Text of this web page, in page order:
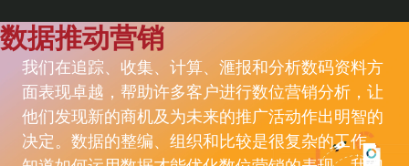
数据推动营销
我们在追踪、收集、计算、滙报和分析数码资料方
面表现卓越，帮助许多客户进行数位营销分析，让
他们发现新的商机及为未来的推广活动作出明智的
决定。数据的整编、组织和比较是很复杂的工作，